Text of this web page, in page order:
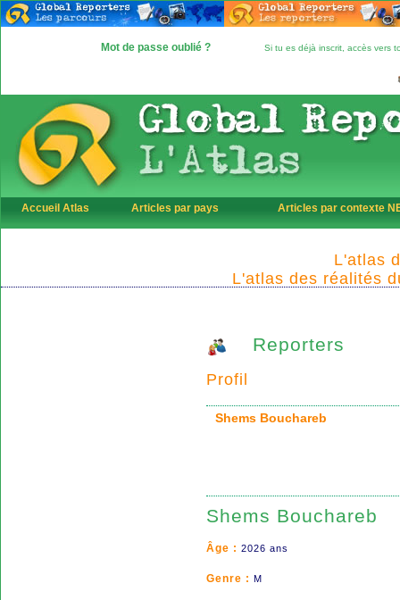
Mot de passe oublié ? Si tu es déjà inscrit, accès vers
Accueil Atlas Articles par pays Articles par contexte
L'atlas
L'atlas des réalités
Reporters
Profil
Shems Bouchareb
Shems Bouchareb
Âge : 2026 ans
Genre : M